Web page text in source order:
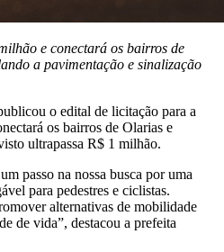
e conectará os bairros de
a pavimentação e sinalização
o edital de licitação para a
os bairros de Olarias e
ultrapassa R$ 1 milhão.
passo na nossa busca por uma
para pedestres e ciclistas.
alternativas de mobilidade
de vida”, destacou a prefeita